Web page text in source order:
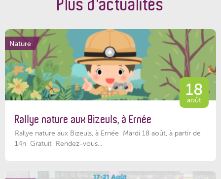
Plus d'actualités
Nature
18
août
Rallye nature aux Bizeuls, à Ernée
Rallye nature aux Bizeuls, à Ernée Mardi 18 août, à partir de
14h Gratuit Rendez-vous...